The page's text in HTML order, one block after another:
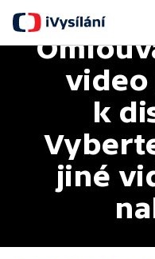
video
k
jiné